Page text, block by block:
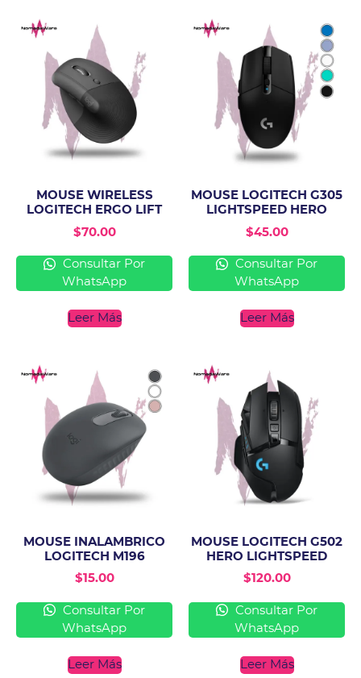
MOUSE WIRELESS
LOGITECH ERGO LIFT
$70.00
Consultar Por
WhatsApp
Leer Más
MOUSE LOGITECH G305
LIGHTSPEED HERO
$45.00
Consultar Por
WhatsApp
Leer Más
MOUSE INALAMBRICO
LOGITECH M196
$15.00
Consultar Por
WhatsApp
Leer Más
MOUSE LOGITECH G502
HERO LIGHTSPEED
$120.00
Consultar Por
WhatsApp
Leer Más